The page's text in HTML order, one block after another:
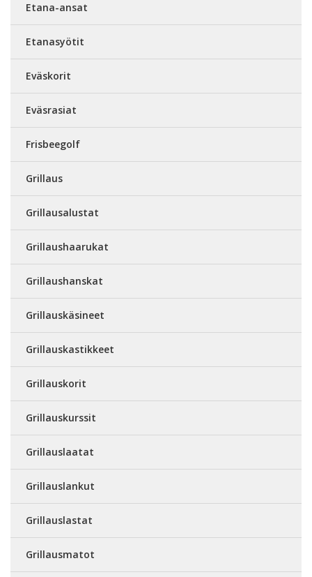
Etana-ansat
Etanasyötit
Eväskorit
Eväsrasiat
Frisbeegolf
Grillaus
Grillausalustat
Grillaushaarukat
Grillaushanskat
Grillauskäsineet
Grillauskastikkeet
Grillauskorit
Grillauskurssit
Grillauslaatat
Grillauslankut
Grillauslastat
Grillausmatot